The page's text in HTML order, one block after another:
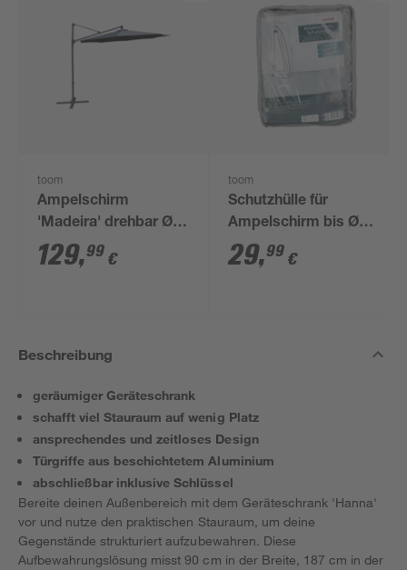
toom
Ampelschirm
'Madeira' drehbar Ø
300 cm
129,99 €
toom
Schutzhülle für
Ampelschirm bis Ø
350 cm oder 300 x
300 cm
29,99 €
Beschreibung
geräumiger Geräteschrank
schafft viel Stauraum auf wenig Platz
ansprechendes und zeitloses Design
Türgriffe aus beschichtetem Aluminium
abschließbar inklusive Schlüssel
Bereite deinen Außenbereich mit dem Geräteschrank 'Hanna'
vor und nutze den praktischen Stauraum, um deine
Gegenstände strukturiert aufzubewahren. Diese
Aufbewahrungslösung misst 90 cm in der Breite, 187 cm in der